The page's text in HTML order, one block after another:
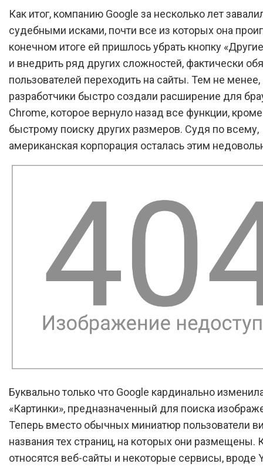
Как итог, компанию Google за несколько лет
судебными исками, почти все из которых она
конечном итоге ей пришлось убрать кнопку
и внедрить ряд других сложностей, фактически
пользователей переходить на сайты. Тем не менее,
разработчики быстро создали расширение для
Chrome, которое вернуло назад все функции,
быстрому поиску других размеров. Судя по всему,
американская корпорация осталась этим
Буквально только что Google кардинально
«Картинки», предназначенный для поиска
Теперь вместо обычных миниатюр пользователи
названия тех страниц, на которых они размещены.
относятся веб-сайты и некоторые сервисы, вроде